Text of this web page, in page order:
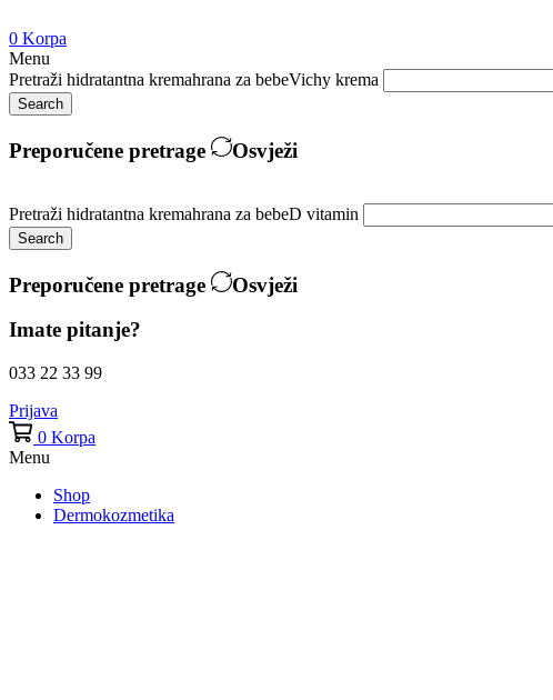
0 Korpa
Menu
Pretraži hidratantna kremahrana za bebeVichy krema
Search
Preporučene pretrage Osvježi
Pretraži hidratantna kremahrana za bebeD vitamin
Search
Preporučene pretrage
Osvježi
Imate pitanje?
033 22 33 99
Prijava
0 Korpa
Menu
Shop
Dermokozmetika